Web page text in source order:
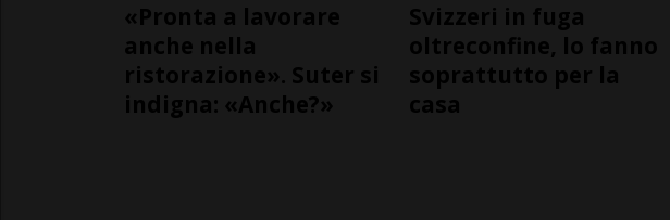
«Pronta a lavorare
anche nella
ristorazione». Suter si
indigna: «Anche?»
Svizzeri in fuga
oltreconfine, lo fanno
soprattutto per la
casa